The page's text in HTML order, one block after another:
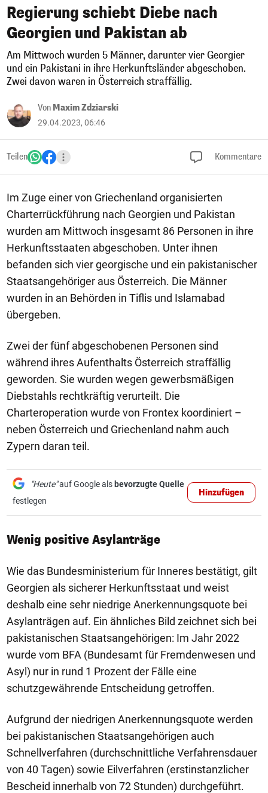
Regierung schiebt Diebe nach
Georgien und Pakistan ab
Am Mittwoch wurden 5 Männer, darunter vier Georgier
und ein Pakistani in ihre Herkunftsländer abgeschoben.
Zwei davon waren in Österreich straffällig.
Von Maxim Zdziarski
29.04.2023, 06:46
Teilen Kommentare
Im Zuge einer von Griechenland organisierten
Charterrückführung nach Georgien und Pakistan
wurden am Mittwoch insgesamt 86 Personen in ihre
Herkunftsstaaten abgeschoben. Unter ihnen
befanden sich vier georgische und ein pakistanischer
Staatsangehöriger aus Österreich. Die Männer
wurden in an Behörden in Tiflis und Islamabad
übergeben.
Zwei der fünf abgeschobenen Personen sind
während ihres Aufenthalts Österreich straffällig
geworden. Sie wurden wegen gewerbsmäßigen
Diebstahls rechtkräftig verurteilt. Die
Charteroperation wurde von Frontex koordiniert –
neben Österreich und Griechenland nahm auch
Zypern daran teil.
"Heute"auf Google als bevorzugte Quelle
festlegen
Hinzufügen
Wenig positive Asylanträge
Wie das Bundesministerium für Inneres bestätigt, gilt
Georgien als sicherer Herkunftsstaat und weist
deshalb eine sehr niedrige Anerkennungsquote bei
Asylanträgen auf. Ein ähnliches Bild zeichnet sich bei
pakistanischen Staatsangehörigen: Im Jahr 2022
wurde vom BFA (Bundesamt für Fremdenwesen und
Asyl) nur in rund 1 Prozent der Fälle eine
schutzgewährende Entscheidung getroffen.
Aufgrund der niedrigen Anerkennungsquote werden
bei pakistanischen Staatsangehörigen auch
Schnellverfahren (durchschnittliche Verfahrensdauer
von 40 Tagen) sowie Eilverfahren (erstinstanzlicher
Bescheid innerhalb von 72 Stunden) durchgeführt.